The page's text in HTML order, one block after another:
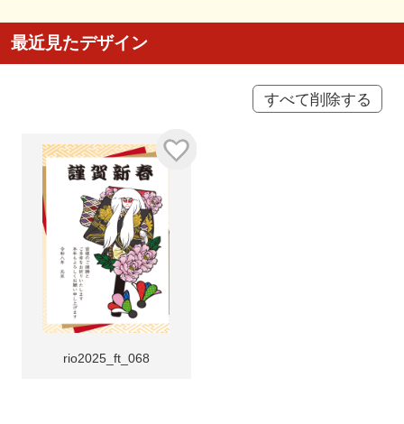
最近見たデザイン
すべて削除する
rio2025_ft_068